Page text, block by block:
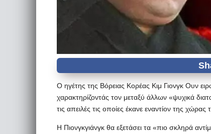
Ο ηγέτης της Βόρειας Κορέας Κιμ Γιονγκ Ουν
χαρακτηρίζοντάς τον μεταξύ άλλων «ψυχικά
τις απειλές τις οποίες έκανε εναντίον της
Η Πιονγκγιάνγκ θα εξετάσει τα «πιο σκληρά